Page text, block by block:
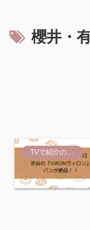
櫻井・
TVで紹介のスポット